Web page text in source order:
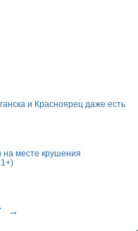
и Красноярец даже есть
месте крушения
→